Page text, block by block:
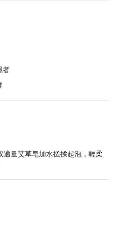
者
量艾草皂加水搓揉起泡，輕柔